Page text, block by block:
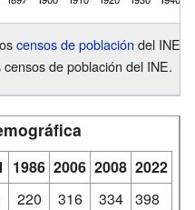
censos de población del INE.
de población del INE.
1986 2006 2008 2022
220 316 334 398